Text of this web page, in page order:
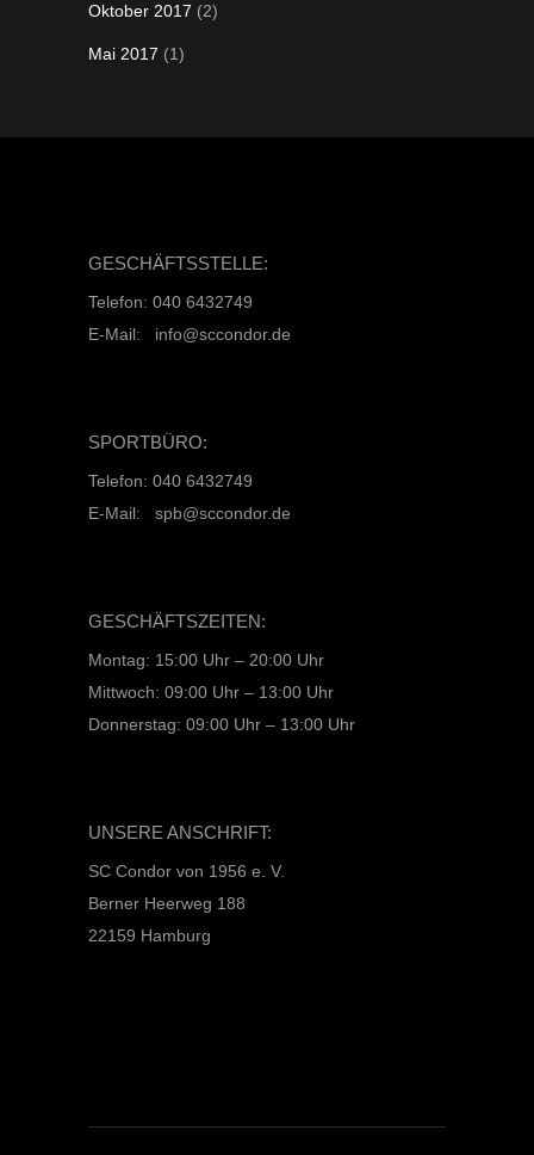
Oktober 2017 (2)
Mai 2017 (1)
GESCHÄFTSSTELLE:
Telefon: 040 6432749
E-Mail: info@sccondor.de
SPORTBÜRO:
Telefon: 040 6432749
E-Mail: spb@sccondor.de
GESCHÄFTSZEITEN:
Montag: 15:00 Uhr – 20:00 Uhr
Mittwoch: 09:00 Uhr – 13:00 Uhr
Donnerstag: 09:00 Uhr – 13:00 Uhr
UNSERE ANSCHRIFT:
SC Condor von 1956 e. V.
Berner Heerweg 188
22159 Hamburg